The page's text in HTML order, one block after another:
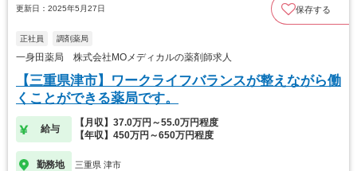
更新日：2025年5月27日 保存する
正社員 調剤薬局
一身田薬局 株式会社MOメディカルの薬剤師求人
【三重県津市】ワークライフバランスが整えながら働
くことができる薬局です。
給与
【月収】37.0万円～55.0万円程度
【年収】450万円～650万円程度
勤務地 三重県 津市